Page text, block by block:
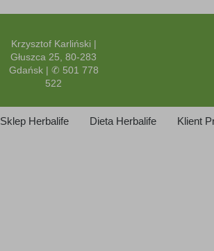
Krzysztof Karliński |
Głuszca 25, 80-283
Gdańsk | ✆ 501 778
522
Sklep Herbalife Dieta Herbalife Klient